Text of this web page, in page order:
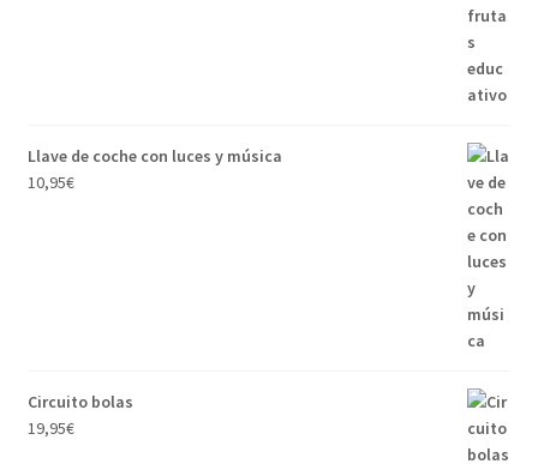
Llave de coche con luces y música
10,95€
Circuito bolas
19,95€